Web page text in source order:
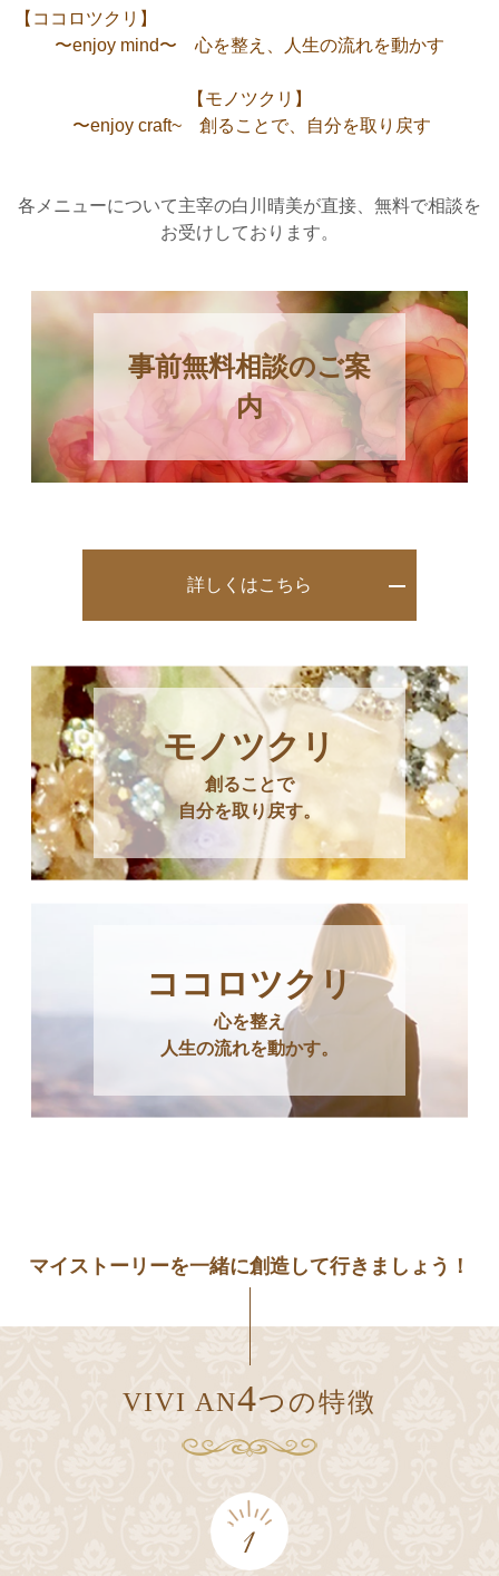
【ココロツクリ】
〜enjoy mind〜 心を整え 人 生の流れを動かす
【 モ ノ ツク リ 】
〜enjoy craft~ 創ることで、自分を取り戻す
各メニューについて主宰の白川晴美が直接、無料で相談を
お受けしております。
事前無料相談のご案
内
詳しくはこちら
モノツクリ
創ることで
自分を取り戻す。
ココロツクリ
心を整え
人生の流れを動かす。
マイストーリーを⼀緒に創造して行きましょう！
VIVI AN4つの特徴
1